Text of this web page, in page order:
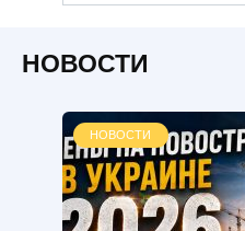
НОВОСТИ
НОВОСТИ